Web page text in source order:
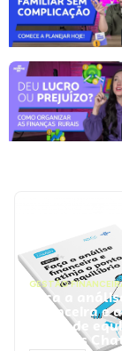
GESTÃO
Faça a
financeira e
ponto de
Prompts